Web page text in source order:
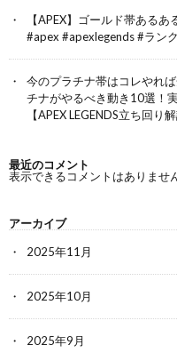
【APEX】ゴールド帯ある
#apex #apexlegends #ラン
今のプラチナ帯はコレやれ
チナがやるべき動き10選！
【APEX LEGENDS立ち回り解
最近のコメント
表示できるコメントはありませ
アーカイブ
2025年11月
2025年10月
2025年9月